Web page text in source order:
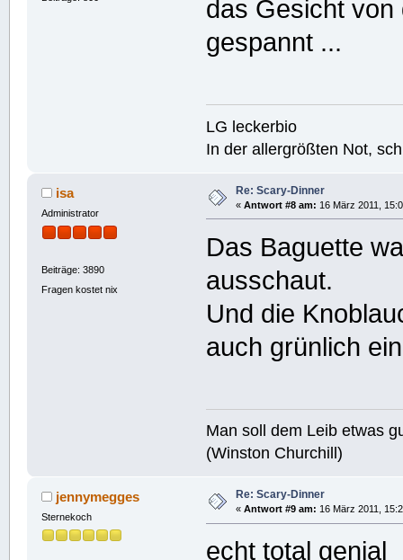
das Gesicht
gespannt ...
LG leckerbio
In der allergrößten Not,
isa
Administrator
Beiträge: 3890
Fragen kostet nix
Re: Scary-Dinner
« Antwort #8 am: 16 März 2011,
Das Baguette
ausschaut.
Und die
auch grünlich
Man soll dem Leib etwas
(Winston Churchill)
jennymegges
Sternekoch
Re: Scary-Dinner
« Antwort #9 am: 16 März 2011,
echt total genial